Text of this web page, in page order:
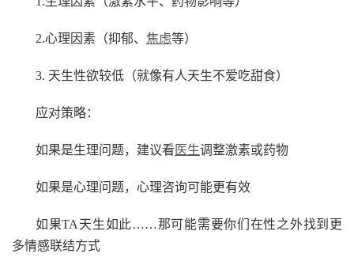
2.心理因素（抑郁、 焦虑等）
3. 天生性欲较低（就像有人天生不爱吃甜食）
应对策略：
如果是生理问题，建议看 医生调整激素或药物
如果是心理问题，心理咨询可能更有效
如果TA天生如此……那可能需要你们在性之外找到更
多情感联结方式